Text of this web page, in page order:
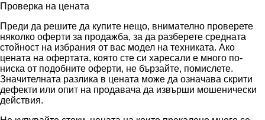
Проверка на цената
Преди да решите да купите нещо, внимателно проверете
няколко оферти за продажба, за да разберете средната
стойност на избрания от вас модел на техниката. Ако
цената на офертата, която сте си харесали е много по-
ниска от подобните оферти, не бързайте, помислете.
Значителната разлика в цената може да означава скрити
дефекти или опит на продавача да извърши мошенически
действия.